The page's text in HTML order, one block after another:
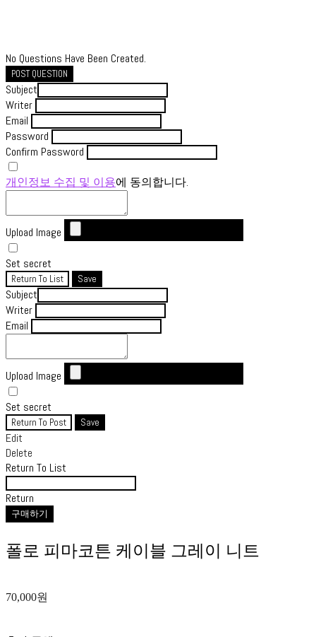
No Questions Have Been Created.
POST QUESTION
Subject
Writer
Email
Password
Confirm Password
개인정보 수집 및 이용에 동의합니다.
Upload Image
Set secret
Return To List Save
Subject
Writer
Email
Upload Image
Set secret
Return To Post Save
Edit
Delete
Return To List
Return
구매하기
폴로 피마코튼 케이블 그레이 니트
70,000원